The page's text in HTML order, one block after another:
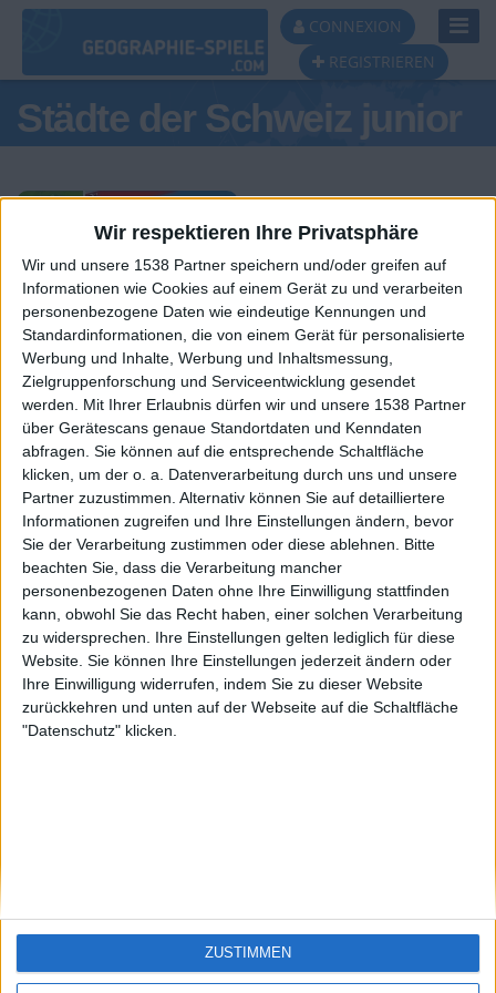
Wir respektieren Ihre Privatsphäre
Wir und unsere 1538 Partner speichern und/oder greifen auf
Informationen wie Cookies auf einem Gerät zu und verarbeiten
personenbezogene Daten wie eindeutige Kennungen und
Standardinformationen, die von einem Gerät für personalisierte
Werbung und Inhalte, Werbung und Inhaltsmessung,
Zielgruppenforschung und Serviceentwicklung gesendet
werden. Mit Ihrer Erlaubnis dürfen wir und unsere 1538 Partner
über Gerätescans genaue Standortdaten und Kenndaten
abfragen. Sie können auf die entsprechende Schaltfläche
klicken, um der o. a. Datenverarbeitung durch uns und unsere
Partner zuzustimmen. Alternativ können Sie auf detailliertere
Informationen zugreifen und Ihre Einstellungen ändern, bevor
Sie der Verarbeitung zustimmen oder diese ablehnen. Bitte
beachten Sie, dass die Verarbeitung mancher
personenbezogenen Daten ohne Ihre Einwilligung stattfinden
kann, obwohl Sie das Recht haben, einer solchen Verarbeitung
zu widersprechen. Ihre Einstellungen gelten lediglich für diese
Website. Sie können Ihre Einstellungen jederzeit ändern oder
Ihre Einwilligung widerrufen, indem Sie zu dieser Website
zurückkehren und unten auf der Webseite auf die Schaltfläche
"Datenschutz" klicken.
ZUSTIMMEN
CONNEXION
REGISTRIEREN
Städte der Schweiz junior
Tagespodest
#1
Funny1
#2
Santiago-de-
Cuba
Si vous êtes francophone, vous devriez allerici
🇺🇸 We noticed you’re visiting
from an English-speaking
country
Join our American version now and be
among the firsts to submit your score
on our leaderboards!
Let's visit GeoHeroes.com!